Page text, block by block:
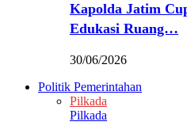
Kapolda Jatim
Edukasi Ruang…
30/06/2026
Politik Pemerintahan
Pilkada
Pilkada